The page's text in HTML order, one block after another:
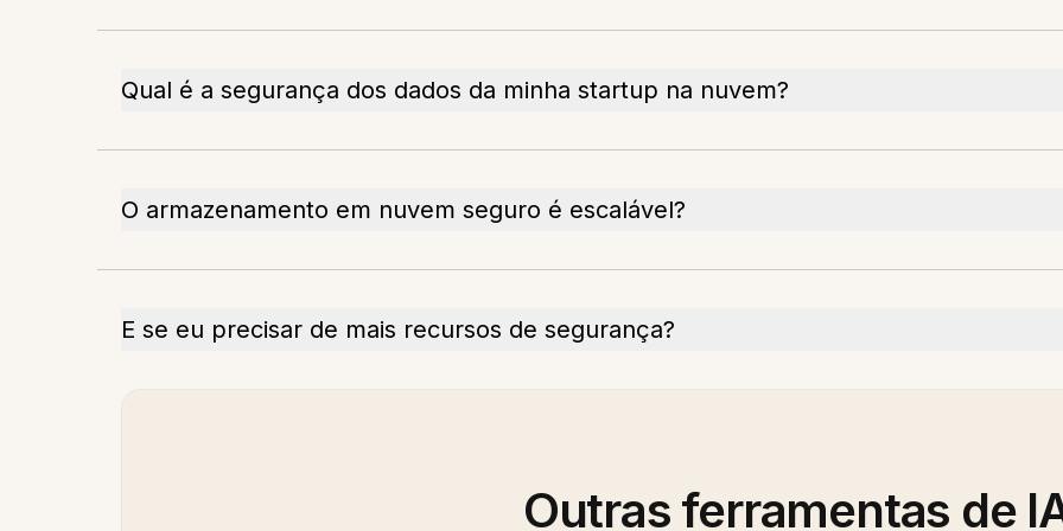
Qual é a segurança dos dados da minha startup na nuvem?
O armazenamento em nuvem seguro é escalável?
E se eu precisar de mais recursos de segurança?
Outras ferramentas de